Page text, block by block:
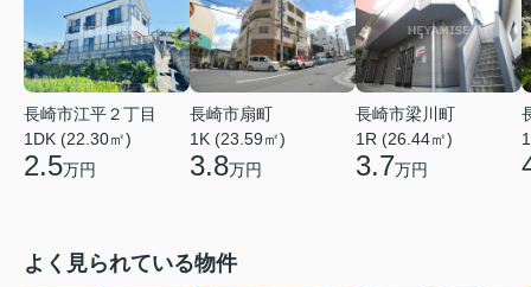
長崎市江平２丁目
1DK (22.30㎡)
2.5万円
長崎市扇町
1K (23.59㎡)
3.8万円
長崎市梁川町
1R (26.44㎡)
3.7万円
よく見られている物件